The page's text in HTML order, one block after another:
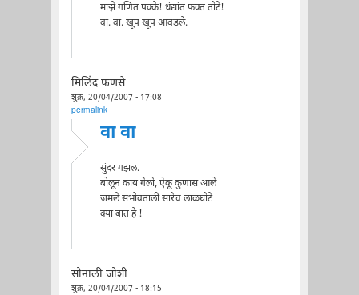
माझे गणित पक्के! धंद्यांत फक्त तोटे!
वा. वा. खूप खूप आवडले.
मिलिंद फणसे
शुक्र, 20/04/2007 - 17:08
permalink
वा वा
सुंदर गझल.
बोलून काय गेलो, ऐकू कुणास आले
जमले सभोवताली सारेच लाळघोटे
क्या बात है !
सोनाली जोशी
शुक्र, 20/04/2007 - 18:15